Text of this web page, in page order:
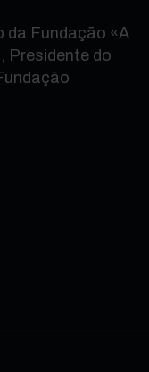
da Fundação «A
Presidente do